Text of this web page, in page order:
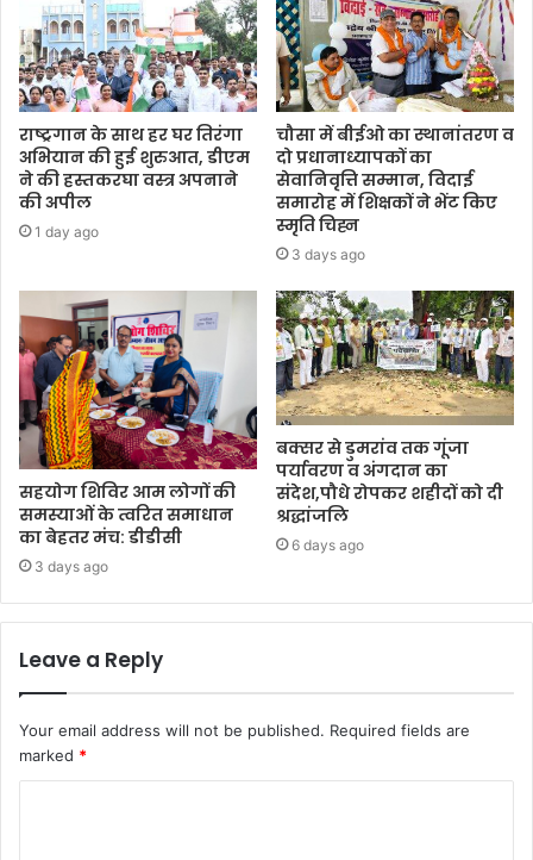
राष्ट्रगान के साथ हर घर तिरंगा
अभियान की हुई शुरुआत, डीएम
ने की हस्तकरघा वस्त्र अपनाने
की अपील
1 day ago
चौसा में बीईओ का स्थानांतरण व
दो प्रधानाध्यापकों का
सेवानिवृत्ति सम्मान, विदाई
समारोह में शिक्षकों ने भेंट किए
स्मृति चिह्न
3 days ago
सहयोग शिविर आम लोगों की
समस्याओं के त्वरित समाधान
का बेहतर मंच: डीडीसी
3 days ago
बक्सर से डुमरांव तक गूंजा
पर्यावरण व अंगदान का
संदेश,पौधे रोपकर शहीदों को दी
श्रद्धांजलि
6 days ago
Leave a Reply
Your email address will not be published. Required fields are
marked *